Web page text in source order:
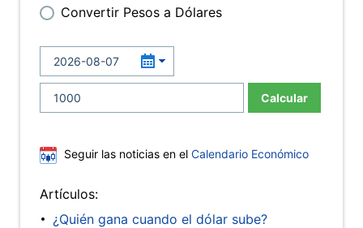
Convertir Pesos a Dólares
Calcular
Seguir las noticias en el Calendario Económico
Artículos:
¿Quién gana cuando el dólar sube?